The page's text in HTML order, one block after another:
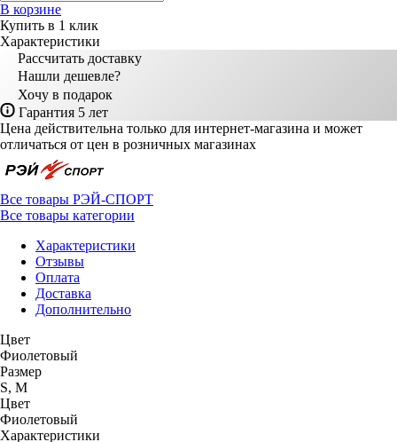
В корзине
Купить в 1 клик
Характеристики
Рассчитать доставку
Нашли дешевле?
Хочу в подарок
Гарантия 5 лет
Цена действительна только для интернет-магазина и может
отличаться от цен в розничных магазинах
Все товары РЭЙ-СПОРТ
Все товары категории
Характеристики
Отзывы
Оплата
Доставка
Дополнительно
Цвет
Фиолетовый
Размер
S, M
Цвет
Фиолетовый
Характеристики